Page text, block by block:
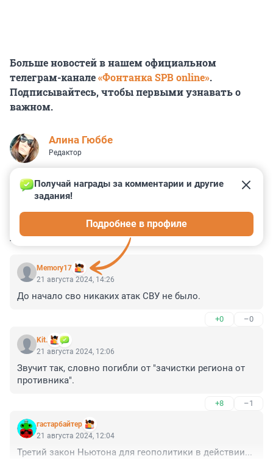
Больше новостей в нашем официальном
телеграм-канале«Фонтанка SPB online».
Подписывайтесь, чтобы первыми узнавать о
важном.
Алина Гюббе
Редактор
КОММЕНТАРИИ 12
Memory17
Получай награды за комментарии и другие
задания!
Подробнее в профиле
21 августа 2024, 14:26
До начало сво никаких атак СВУ не было.
+0 –0
Kit.
21 августа 2024, 12:06
Звучит так, словно погибли от "зачистки региона от
противника".
+8 –1
гастарбайтер
21 августа 2024, 12:04
Третий закон Ньютона для геополитики в действии...